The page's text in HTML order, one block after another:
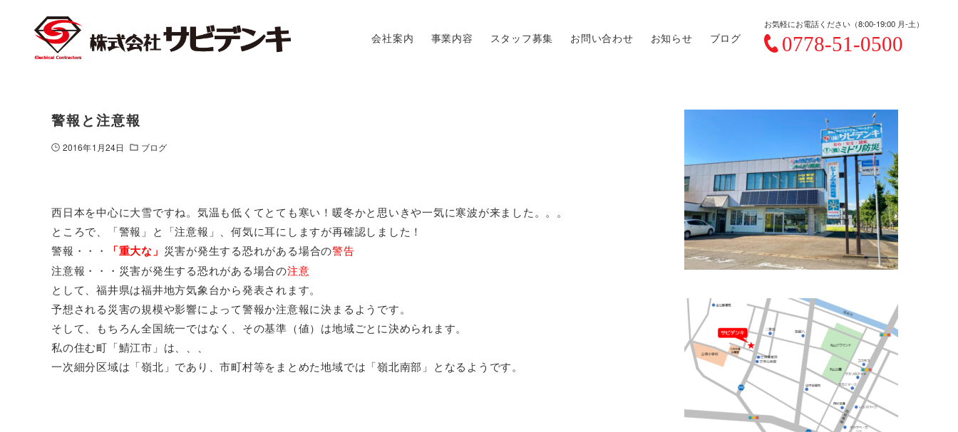
会社案内 事業内容 スタッフ募集 お問い合わせ お知らせ ブログ
お気軽にお電話ください（8:00-19:00 月-土）
警報と注意報
2016年1月24日 ブログ
西日本を中心に大雪ですね。気温も低くてとても寒い！暖冬かと思いきや一気に寒波が来ました。。。
ところで、「警報」と「注意報」、何気に耳にしますが再確認しました！
警報・・・
「重大な」 災害が発生する恐れがある場合の警告
注意報・・・災害が発生する恐れがある場合の注意
として、福井県は福井地方気象台から発表されます。
予想される災害の規模や影響によって警報か注意報に決まるようです。
そして、もちろん全国統一ではなく、その基準（値）は地域ごとに決められます。
私の住む町「鯖江市」は、、、
一次細分区域は「嶺北」であり、市町村等をまとめた地域では「嶺北南部」となるようです。